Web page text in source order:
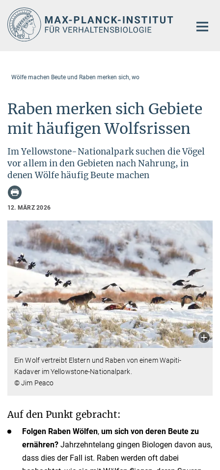
Hauptinhalt
Wölfe machen Beute und Raben merken sich, wo
Raben merken sich Gebiete
mit häufigen Wolfsrissen
Im Yellowstone-Nationalpark suchen die Vögel
vor allem in den Gebieten nach Nahrung, in
denen Wölfe häufig Beute machen
12. MÄRZ 2026
Ein Wolf vertreibt Elstern und Raben von einem Wapiti-
Kadaver im Yellowstone-Nationalpark.
© Jim Peaco
Auf den Punkt gebracht:
Folgen Raben Wölfen, um sich von deren Beute zu
ernähren? Jahrzehntelang gingen Biologen davon aus,
dass dies der Fall ist. Raben werden oft dabei